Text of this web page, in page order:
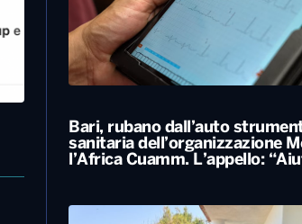
Bari, rubano dall’auto
sanitaria dell’organizzazione
l’Africa Cuamm. L’appello: